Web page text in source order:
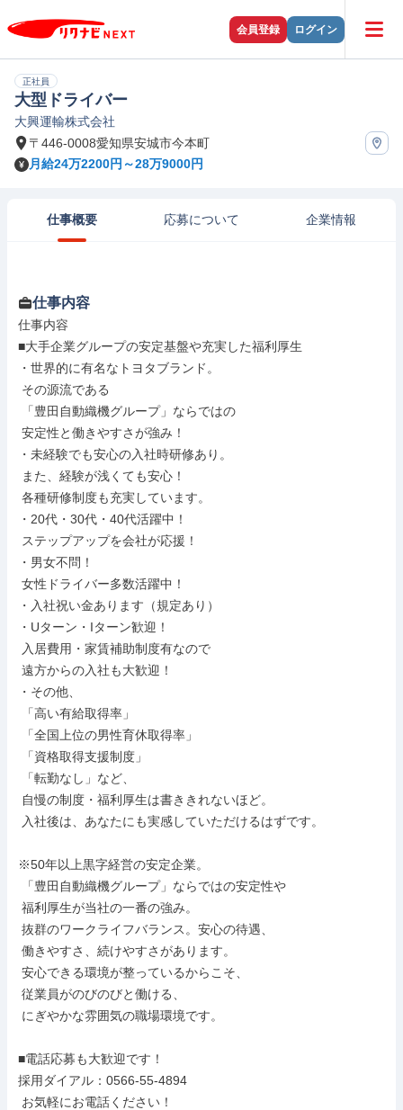
会員登録 ログイン
正社員
大型ドライバー
大興運輸株式会社
〒446-0008愛知県安城市今本町
月給24万2200円～28万9000円
仕事概要 応募について 企業情報
仕事内容
仕事内容
■大手企業グループの安定基盤や充実した福利厚生
・世界的に有名なトヨタブランド。
・未経験でも安心の入社時研修あり。
・20代・30代・40代活躍中！
・男女不問！
・入社祝い金あります（規定あり）
・Uターン・Iターン歓迎！
・その他、
※50年以上黒字経営の安定企業。
■電話応募も大歓迎です！
採用ダイアル：0566-55-4894